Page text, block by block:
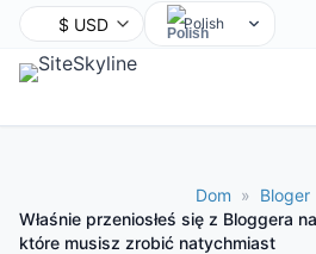
Polish
Arabic
French
Dom » Bloger
Właśnie przeniosłeś się z Bloggera
które musisz zrobić natychmiast